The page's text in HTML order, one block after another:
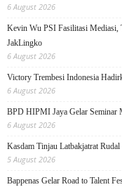
6 August 2026
Kevin Wu PSI Fasilitasi Mediasi,
JakLingko
6 August 2026
Victory Trembesi Indonesia
6 August 2026
BPD HIPMI Jaya Gelar Seminar
6 August 2026
Kasdam Tinjau Latbakjatrat Rudal
5 August 2026
Bappenas Gelar Road to Talent